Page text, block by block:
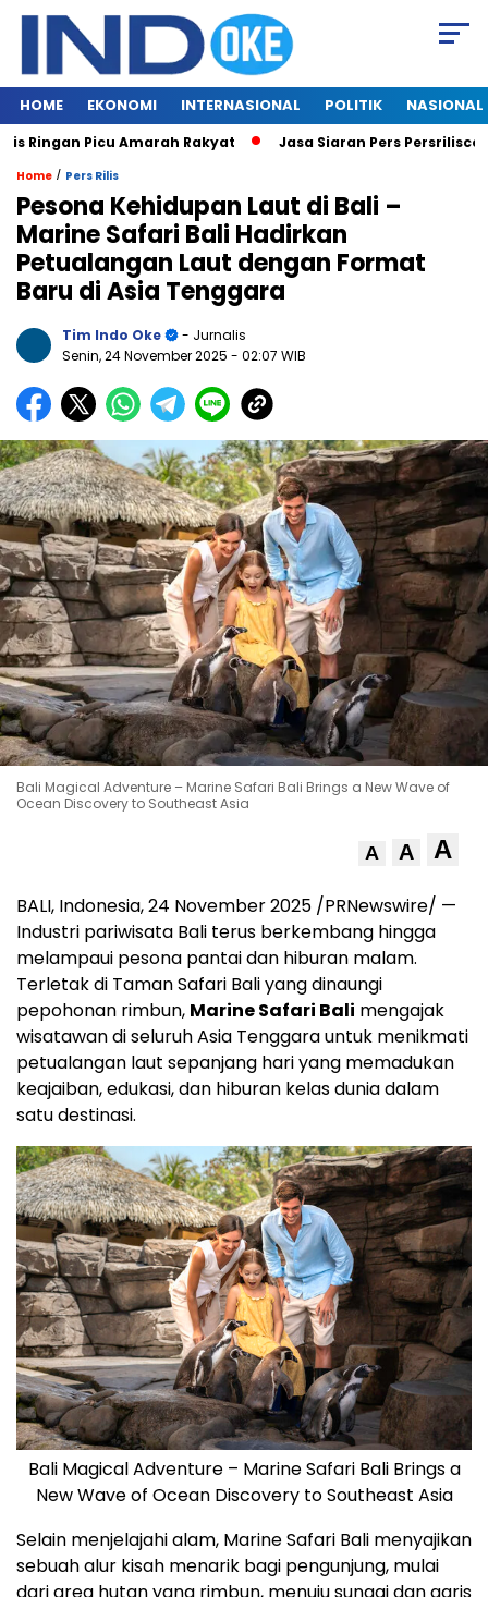
HOME EKONOMI INTERNASIONAL POLITIK NASIONAL
Picu Amarah Rakyat Jasa Siaran Pers Persriliscom
Home / Pers Rilis
Pesona Kehidupan Laut di Bali –
Marine Safari Bali Hadirkan
Petualangan Laut dengan Format
Baru di Asia Tenggara
Tim Indo Oke
- Jurnalis
Senin, 24 November 2025 - 02:07 WIB
Bali Magical Adventure – Marine Safari Bali Brings a New Wave of
Ocean Discovery to Southeast Asia
A A A
BALI, Indonesia,24 November 2025 /PRNewswire/ —
Industri pariwisata Bali terus berkembang hingga
melampaui pesona pantai dan hiburan malam.
Terletak di Taman Safari Bali yang dinaungi
pepohonan rimbun, Marine Safari Bali mengajak
wisatawan di seluruhAsia Tenggarauntuk menikmati
petualangan laut sepanjang hari yang memadukan
keajaiban, edukasi, dan hiburan kelas dunia dalam
satu destinasi.
Bali Magical Adventure – Marine Safari Bali Brings a
New Wave of Ocean Discovery to Southeast Asia
Selain menjelajahi alam, Marine Safari Bali menyajikan
sebuah alur kisah menarik bagi pengunjung, mulai
dari area hutan yang rimbun, menuju sungai dan garis